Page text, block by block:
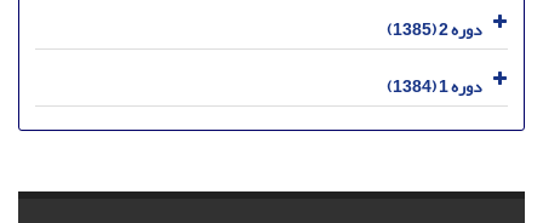
دوره 2 (1385)
دوره 1 (1384)